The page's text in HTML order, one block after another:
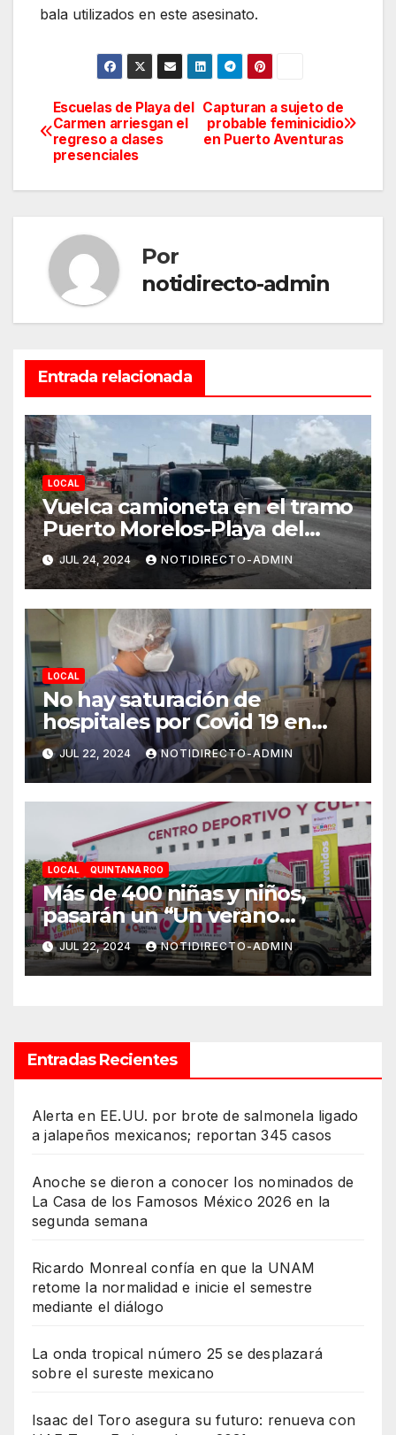
bala utilizados en este asesinato.
Navegación
de
entradas
Capturan a sujeto de
probable feminicidio
en Puerto Aventuras
Escuelas de Playa del
Carmen arriesgan el
regreso a clases
presenciales
Por
notidirecto-admin
Entrada relacionada
LOCAL
Vuelca camioneta en el tramo
Puerto Morelos-Playa del
Carmen
JUL 24, 2024 NOTIDIRECTO-ADMIN
LOCAL
No hay saturación de
hospitales por Covid 19 en
Playa del Carmen
JUL 22, 2024 NOTIDIRECTO-ADMIN
LOCAL QUINTANA ROO
Más de 400 niñas y niños,
pasarán un “Un verano
DIFerente” en Chetumal:
Mara Lezama
JUL 22, 2024 NOTIDIRECTO-ADMIN
Entradas Recientes
Alerta en EE.UU. por brote de salmonela ligado
a jalapeños mexicanos; reportan 345 casos
Anoche se dieron a conocer los nominados de
La Casa de los Famosos México 2026 en la
segunda semana
Ricardo Monreal confía en que la UNAM
retome la normalidad e inicie el semestre
mediante el diálogo
La onda tropical número 25 se desplazará
sobre el sureste mexicano
Isaac del Toro asegura su futuro: renueva con